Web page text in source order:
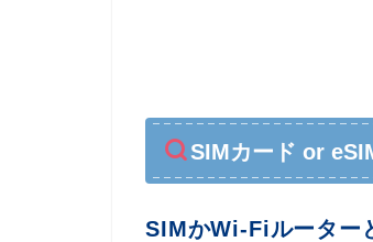
SIMカード or
SIMかWi-Fiルーター